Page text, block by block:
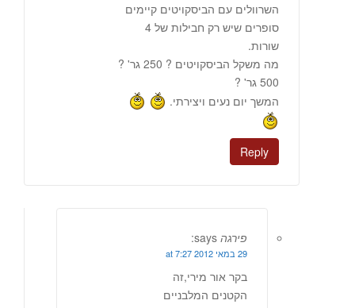
השרוולים עם הביסקויטים קיימים
סופרים שיש רק חבילות של 4
שורות.
מה משקל הביסקויטים ? 250 גר' ?
500 גר' ?
המשך יום נעים ויצירתי.
Reply
פירגה says:
29 במאי 2012 at 7:27
בקר אור מירי,זה
הקטנים המלבניים